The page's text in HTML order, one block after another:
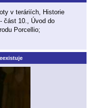
v teráriích, Historie
část 10., Úvod do
Porcellio;